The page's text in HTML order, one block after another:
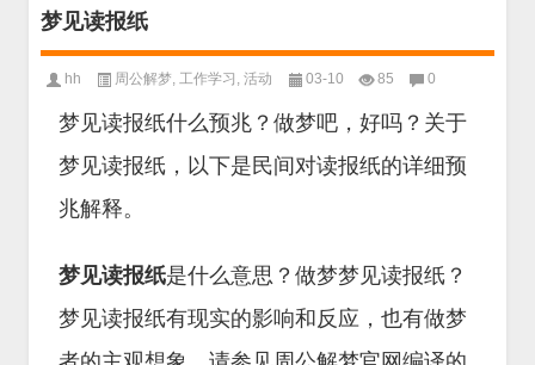
梦见读报纸
hh 周公解梦, 工作学习 , 活动 03-10 85 0
梦见读报纸什么预兆？做梦吧，好吗？关于
梦见读报纸，以下是民间对读报纸的详细预
兆解释。
梦见读报纸是什么意思？做梦梦见读报纸？
梦见读报纸有现实的影响和反应，也有做梦